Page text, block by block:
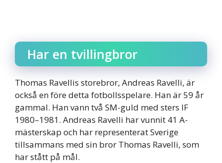
Har en tvillingbror
Thomas Ravellis storebror, Andreas Ravelli, är
också en före detta fotbollsspelare. Han är 59 år
gammal. Han vann två SM-guld med sters IF
1980–1981. Andreas Ravelli har vunnit 41 A-
mästerskap och har representerat Sverige
tillsammans med sin bror Thomas Ravelli, som
har stått på mål.